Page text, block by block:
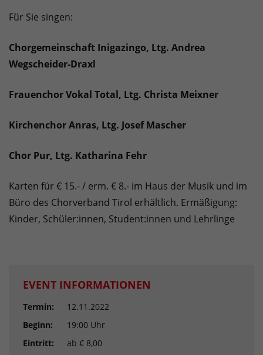
Für Sie singen:
Chorgemeinschaft Inigazingo, Ltg. Andrea
Wegscheider-Draxl
Frauenchor Vokal Total, Ltg. Christa Meixner
Kirchenchor Anras, Ltg. Josef Mascher
Chor Pur, Ltg. Katharina Fehr
Karten für € 15.- / erm. € 8.- im Haus der Musik und im
Büro des Chorverband Tirol erhältlich. Ermäßigung:
Kinder, Schüler:innen, Student:innen und Lehrlinge
EVENT INFORMATIONEN
Termin:
12.11.2022
Beginn:
19:00 Uhr
Eintritt:
ab € 8,00